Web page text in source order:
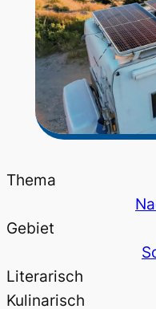
Thema
Gebiet
Literarisch
Kulinarisch